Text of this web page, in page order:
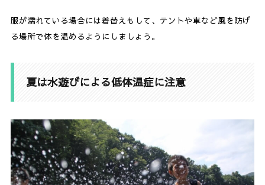
服が濡れている場合には着替えもして、テントや車など風を防げ
る場所で体を温めるようにしましょう。
夏は水遊びによる低体温症に注意